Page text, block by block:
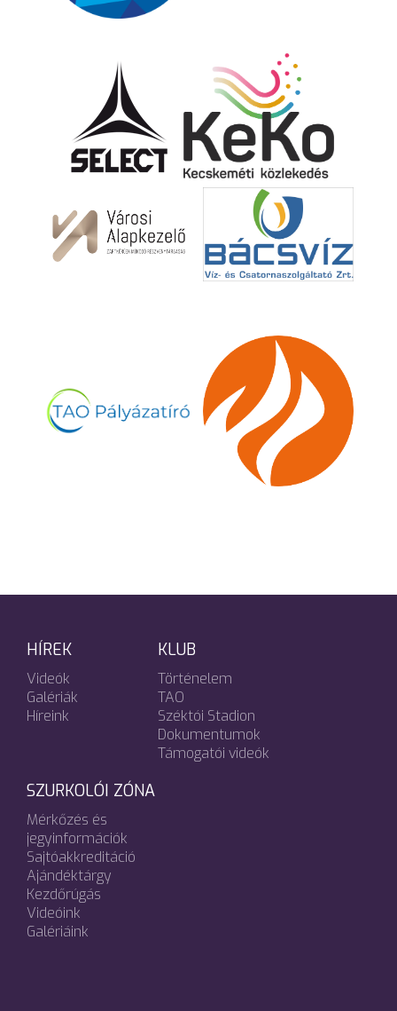
HÍREK
Videók
Galériák
Híreink
KLUB
Történelem
TAO
Széktói Stadion
Dokumentumok
Támogatói videók
SZURKOLÓI ZÓNA
Mérkőzés és
jegyinformációk
Sajtóakkreditáció
Ajándéktárgy
Kezdőrúgás
Videóink
Galériáink